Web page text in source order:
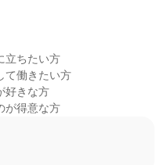
立ちたい方
て働きたい方
好きな方
が得意な方